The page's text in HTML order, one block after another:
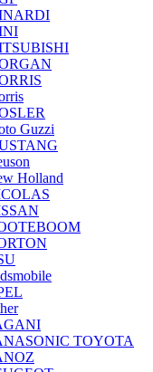
Guzzi
Holland
TOYOTA